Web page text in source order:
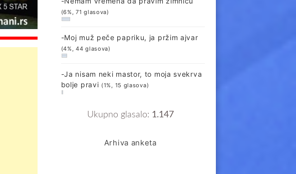
(6%, 71 glasova)
-Moj muž peče papriku, ja pržim ajvar
(4%, 44 glasova)
-Ja nisam neki mastor, to moja svekrva
bolje pravi (1%, 15 glasova)
Ukupno glasalo: 1.147
Arhiva anketa